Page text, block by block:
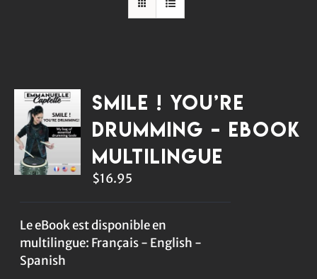
Smile ! You’re
Drumming – eBook
multilingue
$16.95
Le eBook est disponible en
multilingue: Français - English -
Spanish